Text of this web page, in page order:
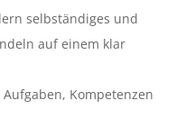
selbständiges und
auf einem klar
Kompetenzen